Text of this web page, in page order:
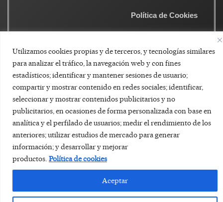
Utilizamos cookies propias y de terceros, y tecnologías similares
para analizar el tráfico, la navegación web y con fines
estadísticos; identificar y mantener sesiones de usuario;
compartir y mostrar contenido en redes sociales; identificar,
seleccionar y mostrar contenidos publicitarios y no
publicitarios, en ocasiones de forma personalizada con base en
analítica y el perfilado de usuarios; medir el rendimiento de los
anteriores; utilizar estudios de mercado para generar
información; y desarrollar y mejorar
productos. Política de cookies
Aceptar
Política de Cookies